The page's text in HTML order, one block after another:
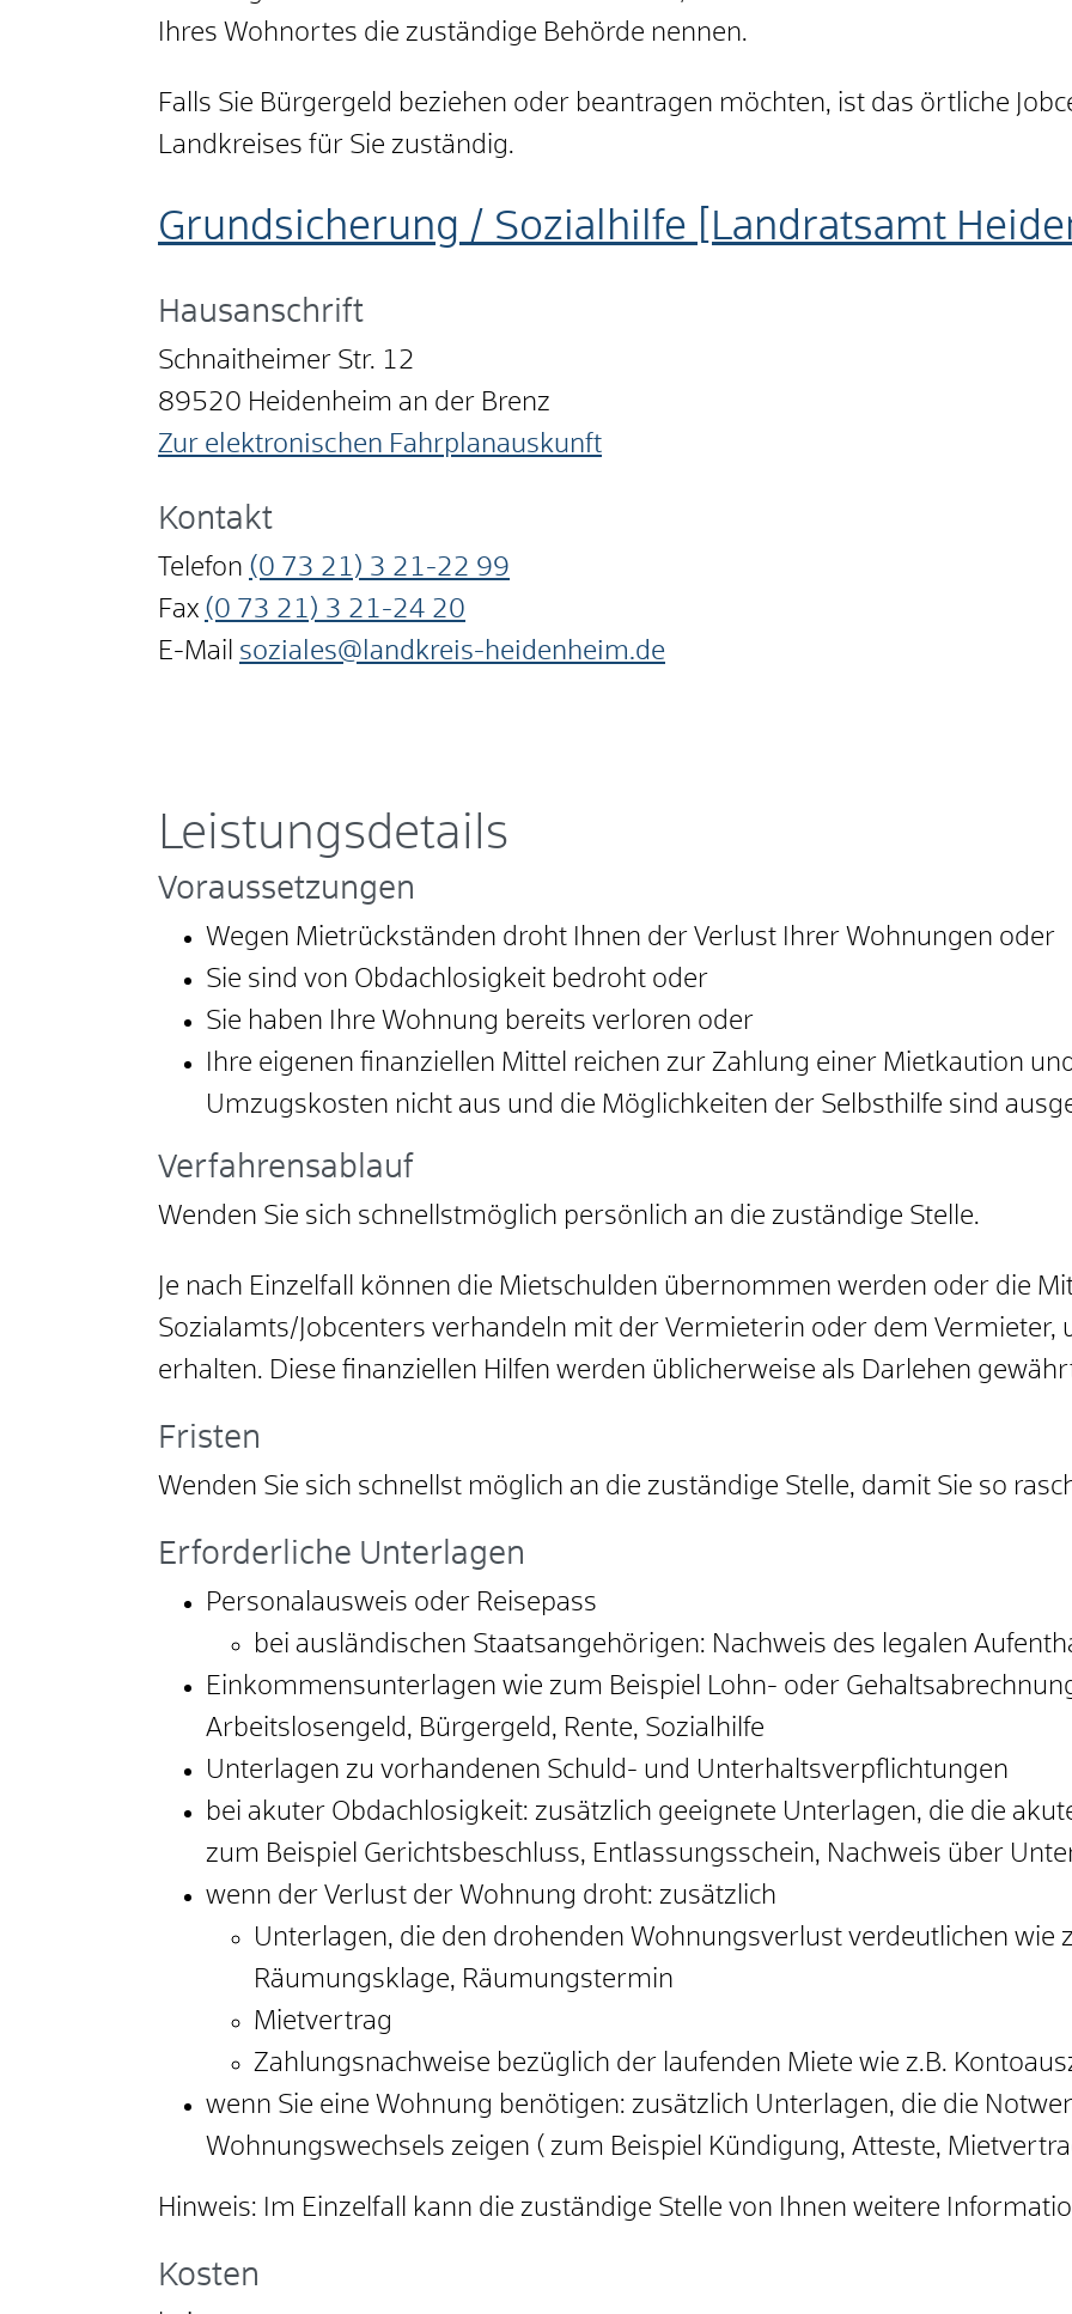
Ihres Wohnortes die zuständige Behörde nennen.
Falls Sie Bürgergeld beziehen oder beantragen möchten, ist das örtliche
Landkreises für Sie zuständig.
Grundsicherung / Sozialhilfe [Landratsamt
Hausanschrift
Schnaitheimer Str. 12
89520 Heidenheim an der Brenz
Zur elektronischen Fahrplanauskunft
Kontakt
Telefon (0 73 21) 3 21-22 99
Fax (0 73 21) 3 21-24 20
E-Mail soziales@landkreis-heidenheim.de
Leistungsdetails
Voraussetzungen
Wegen Mietrückständen droht Ihnen der Verlust Ihrer Wohnungen oder
Sie sind von Obdachlosigkeit bedroht oder
Sie haben Ihre Wohnung bereits verloren oder
Ihre eigenen finanziellen Mittel reichen zur Zahlung einer Mietkaution
Umzugskosten nicht aus und die Möglichkeiten der Selbsthilfe sind
Verfahrensablauf
Wenden Sie sich schnellstmöglich persönlich an die zuständige Stelle.
Je nach Einzelfall können die Mietschulden übernommen werden oder die
Sozialamts/Jobcenters verhandeln mit der Vermieterin oder dem Vermieter,
erhalten. Diese finanziellen Hilfen werden üblicherweise als Darlehen
Fristen
Wenden Sie sich schnellst möglich an die zuständige Stelle, damit Sie so
Erforderliche Unterlagen
Personalausweis oder Reisepass
bei ausländischen Staatsangehörigen: Nachweis des legalen
Einkommensunterlagen wie zum Beispiel Lohn- oder
Arbeitslosengeld, Bürgergeld, Rente, Sozialhilfe
Unterlagen zu vorhandenen Schuld- und Unterhaltsverpflichtungen
bei akuter Obdachlosigkeit: zusätzlich geeignete Unterlagen, die die
zum Beispiel Gerichtsbeschluss, Entlassungsschein, Nachweis über
wenn der Verlust der Wohnung droht: zusätzlich
Unterlagen, die den drohenden Wohnungsverlust verdeutlichen wie
Räumungsklage, Räumungstermin
Mietvertrag
Zahlungsnachweise bezüglich der laufenden Miete wie z.B.
wenn Sie eine Wohnung benötigen: zusätzlich Unterlagen, die die
Wohnungswechsels zeigen ( zum Beispiel Kündigung, Atteste,
Hinweis: Im Einzelfall kann die zuständige Stelle von Ihnen weitere
Kosten